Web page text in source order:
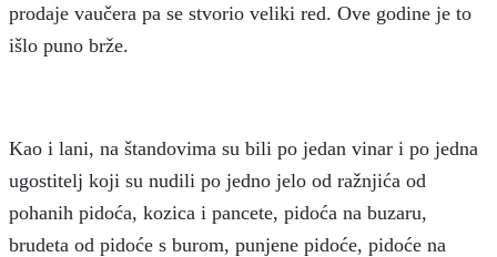
prodaje vaučera pa se stvorio veliki red. Ove godine je to
išlo puno brže.
Kao i lani, na štandovima su bili po jedan vinar i po jedna
ugostitelj koji su nudili po jedno jelo od ražnjića od
pohanih pidoća, kozica i pancete, pidoća na buzaru,
brudeta od pidoće s burom, punjene pidoće, pidoće na